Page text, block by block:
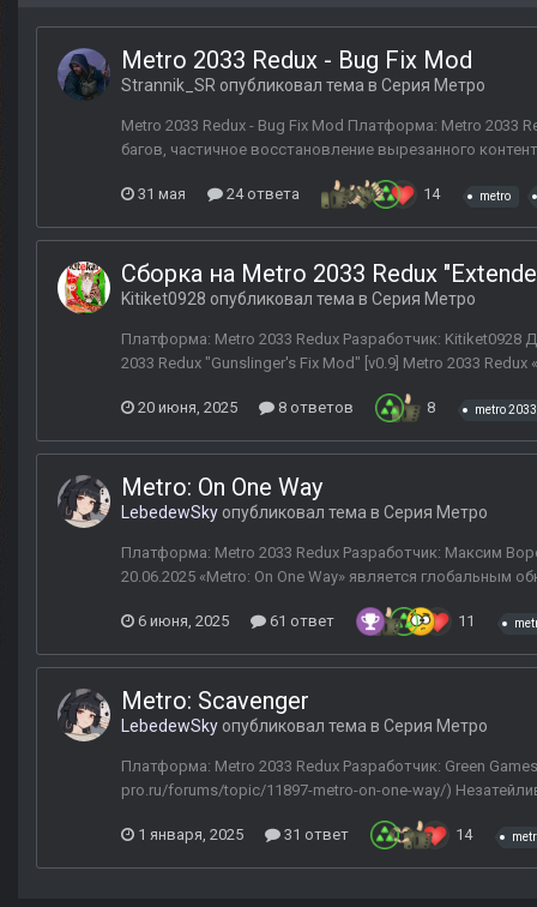
Metro 2033 Redux - Bug Fix Mod
Strannik_SR опубликовал тема в Серия Метро
Metro 2033 Redux - Bug Fix Mod Платформа: Metro 2033
багов, частичное восстановление вырезанного
31 мая 24 ответа 14 metro
Сборка на Metro 2033 Redux
Kitiket0928 опубликовал тема в Серия Метро
Платформа: Metro 2033 Redux Разработчик: Kitiket0928
2033 Redux "Gunslinger's Fix Mod" [v0.9] Metro 2033
20 июня, 2025 8 ответов 8 metro 2033
Metro: On One Way
LebedewSky опубликовал тема в Серия Метро
Платформа: Metro 2033 Redux Разработчик: Максим
20.06.2025 «Metro: On One Way» является глобальным
6 июня, 2025 61 ответ 11
Metro: Scavenger
LebedewSky опубликовал тема в Серия Метро
Платформа: Metro 2033 Redux Разработчик: Green
pro.ru/forums/topic/11897-metro-on-one-way/)
1 января, 2025 31 ответ 14